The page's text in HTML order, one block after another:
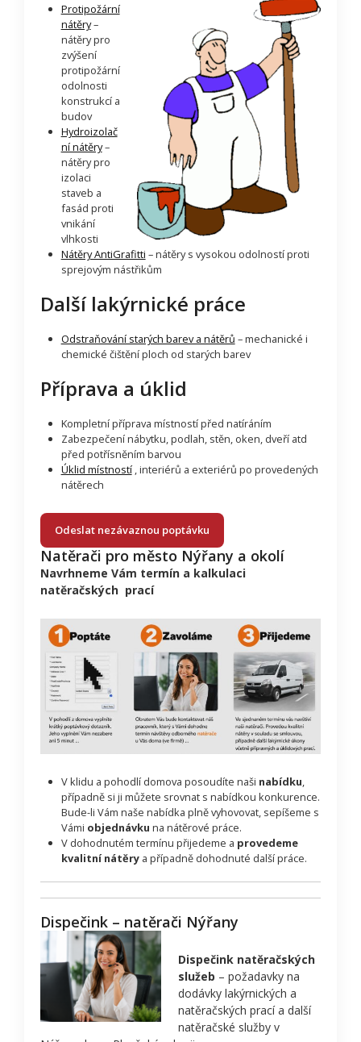
Protipožární
nátěry–
nátěry pro
zvýšení
protipožární
odolnosti
konstrukcí a
budov
Hydroizolač
ní nátěry–
nátěry pro
izolaci
staveb a
fasád proti
vnikání
vlhkosti
Nátěry AntiGrafitti – nátěry s vysokou odolností proti
sprejovým nástřikům
Další lakýrnické práce
Odstraňování starých barev a nátěrů – mechanické i
chemické čištění ploch od starých barev
Příprava a úklid
Kompletní příprava místností před natíráním
Zabezpečení nábytku, podlah, stěn, oken, dveří atd
před potřísněním barvou
Úklid místností, interiérů a exteriérů po provedených
nátěrech
Odeslat nezávaznou poptávku
Natěrači pro město Nýřany a okolí
Navrhneme Vám termín a kalkulaci
natěračských prací
V klidu a pohodlí domova posoudíte naši nabídku,
případně si ji můžete srovnat s nabídkou konkurence.
Bude-li Vám naše nabídka plně vyhovovat, sepíšeme s
Vámi objednávku na nátěrové práce.
V dohodnutém termínu přijedeme a provedeme
kvalitní nátěrya případně dohodnuté další práce.
Dispečink – natěrači Nýřany
Dispečink natěračských
služeb – požadavky na
dodávky lakýrnických a
natěračských prací a další
natěračské služby v